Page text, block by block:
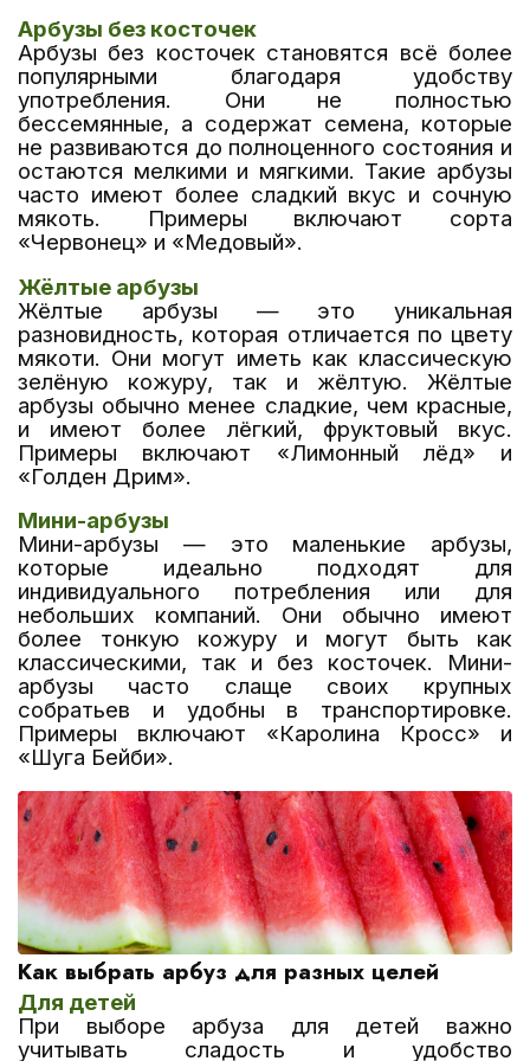
Арбузы без косточек
Арбузы без косточек становятся всё более
популярными благодаря удобству
употребления. Они не полностью
бессемянные, а содержат семена, которые
не развиваются до полноценного состояния и
остаются мелкими и мягкими. Такие арбузы
часто имеют более сладкий вкус и сочную
мякоть. Примеры включают сорта
«Червонец» и «Медовый».
Жёлтые арбузы
Жёлтые арбузы — это уникальная
разновидность, которая отличается по цвету
мякоти. Они могут иметь как классическую
зелёную кожуру, так и жёлтую. Жёлтые
арбузы обычно менее сладкие, чем красные,
и имеют более лёгкий, фруктовый вкус.
Примеры включают «Лимонный лёд» и
«Голден Дрим».
Мини-арбузы
Мини-арбузы — это маленькие арбузы,
которые идеально подходят для
индивидуального потребления или для
небольших компаний. Они обычно имеют
более тонкую кожуру и могут быть как
классическими, так и без косточек. Мини-
арбузы часто слаще своих крупных
собратьев и удобны в транспортировке.
Примеры включают «Каролина Кросс» и
«Шуга Бейби».
Как выбрать арбуз для разных целей
Для детей
При выборе арбуза для детей важно
учитывать сладость и удобство